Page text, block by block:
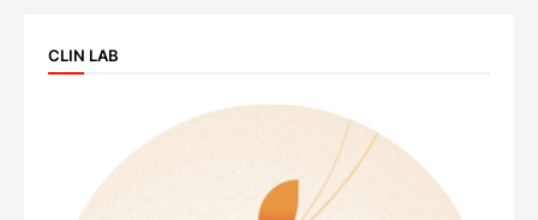
CLIN LAB